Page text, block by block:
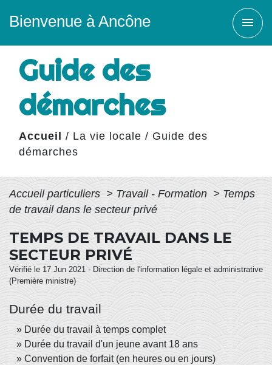
Bienvenue à Ancône menu
Guide des
démarches
Accueil / La vie locale / Guide des
démarches
Accueil particuliers > Travail - Formation > Temps
de travail dans le secteur privé
TEMPS DE TRAVAIL DANS LE
SECTEUR PRIVÉ
Vérifié le 17 Jun 2021 - Direction de l'information légale et administrative
(Première ministre)
Durée du travail
Durée du travail à temps complet
Durée du travail d'un jeune avant 18 ans
Convention de forfait (en heures ou en jours)